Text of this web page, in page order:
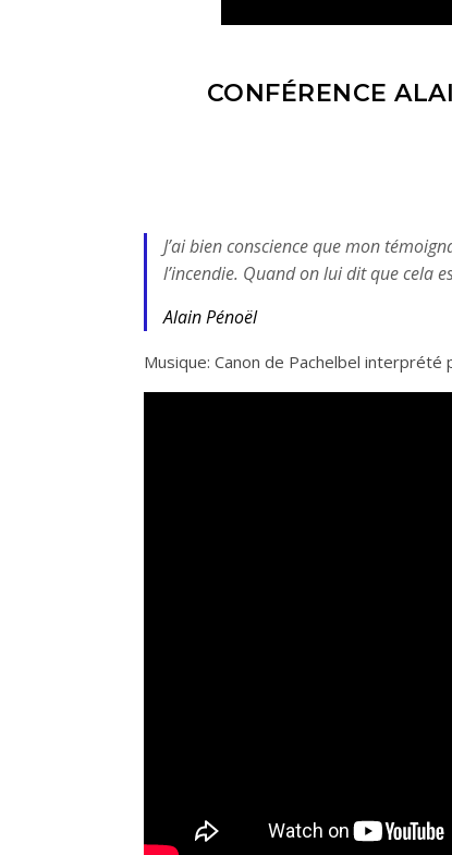
CONFÉRENCE
J’ai bien conscience que mon
l’incendie. Quand on lui dit que cela
Alain Pénoël
Musique: Canon de Pachelbel interprété